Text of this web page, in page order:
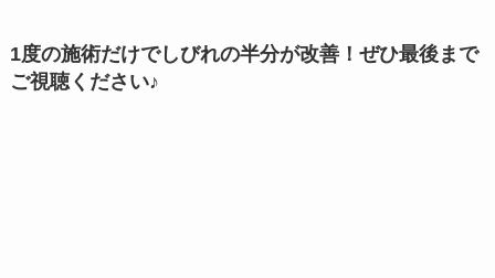
1度の施術だけでしびれの半分が改善！ぜひ最後まで
ご視聴ください♪